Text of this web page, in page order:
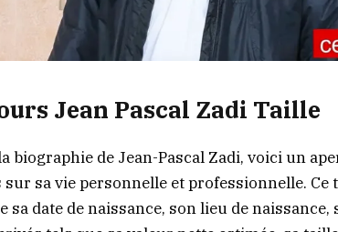
Jean Pascal Zadi Taille
biographie de Jean-Pascal Zadi, voici un
sa vie personnelle et professionnelle. Ce
sa date de naissance, son lieu de